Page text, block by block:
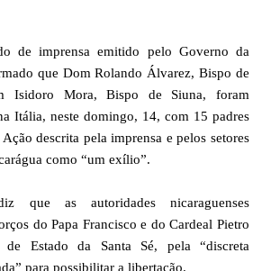
de imprensa emitido pelo Governo da
que Dom Rolando Álvarez, Bispo de
Isidoro Mora, Bispo de Siuna, foram
Itália, neste domingo, 14, com 15 padres
descrita pela imprensa e pelos setores
como “um exílio”.
que as autoridades nicaraguenses
do Papa Francisco e do Cardeal Pietro
de Estado da Santa Sé, pela “discreta
para possibilitar a libertação.